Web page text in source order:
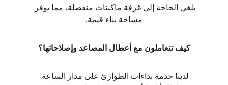
يلغي الحاجة إلى غرفة ماكينات منفصلة، مما يوفر
مساحة بناء قيمة.
كيف تتعاملون مع أعطال المصاعد وإصلاحاتها؟
لدينا خدمة نداءات الطوارئ على مدار الساعة